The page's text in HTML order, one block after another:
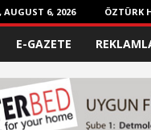
AUGUST 6, 2026 ÖZTÜRK
E-GAZETE